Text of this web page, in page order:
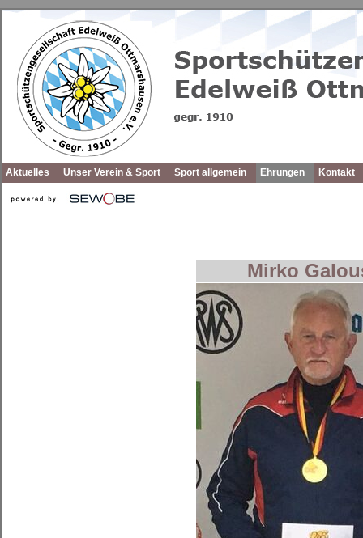
Aktuelles Unser Verein & Sport Sport allgemein Ehrungen Kontakt
Mirko